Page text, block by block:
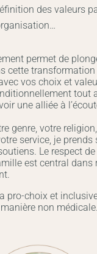
des valeurs
permet de
cette transformation
vos choix et
tout
une alliée à
genre, votre
service, je prends
Le respect de
est central dans
pro-choix et
non médicale.